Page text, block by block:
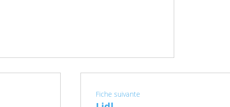
Fiche suivante